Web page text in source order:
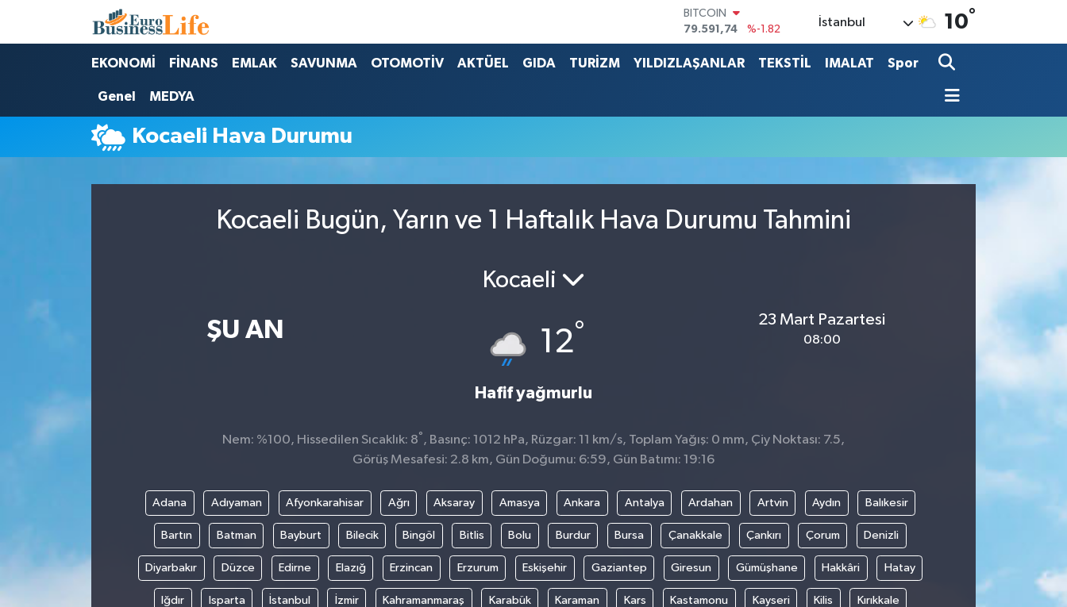
BITCOIN
79.591,74
%-1.82
DOLAR
45,43620
%0.02
İstanbul 10°
EKONOMİ FİNANS EMLAK SAVUNMA OTOMOTİV AKTÜEL GIDA TURİZM YILDIZLAŞANLAR TEKSTİL IMALAT Spor
Genel MEDYA
Kocaeli Hava Durumu
Kocaeli Bugün, Yarın ve 1 Haftalık Hava Durumu Tahmini
ŞU AN
Kocaeli
12°
Hafif yağmurlu
23 Mart Pazartesi
08:00
Nem: %100, Hissedilen Sıcaklık: 8° , Basınç: 1012 hPa, Rüzgar: 11 km/s, Toplam Yağış: 0 mm, Çiy Noktası: 7.5,
Görüş Mesafesi: 2.8 km, Gün Doğumu: 6:59, Gün Batımı: 19:16
Adana Adıyaman Afyonkarahisar Ağrı Aksaray Amasya Ankara Antalya Ardahan Artvin Aydın Balıkesir
Bartın Batman Bayburt Bilecik Bingöl Bitlis Bolu Burdur Bursa Çanakkale Çankırı Çorum Denizli
Diyarbakır Düzce Edirne Elazığ Erzincan Erzurum Eskişehir Gaziantep Giresun Gümüşhane Hakkâri Hatay
Iğdır Isparta İstanbul İzmir Kahramanmaraş Karabük Karaman Kars Kastamonu Kayseri Kilis Kırıkkale
Nöbetçi Eczaneler
Hava Durumu
Namaz Vakitleri
Trafik Durumu
Süper Lig Puan Durumu ve Fikstür
Son Dakika Haberleri